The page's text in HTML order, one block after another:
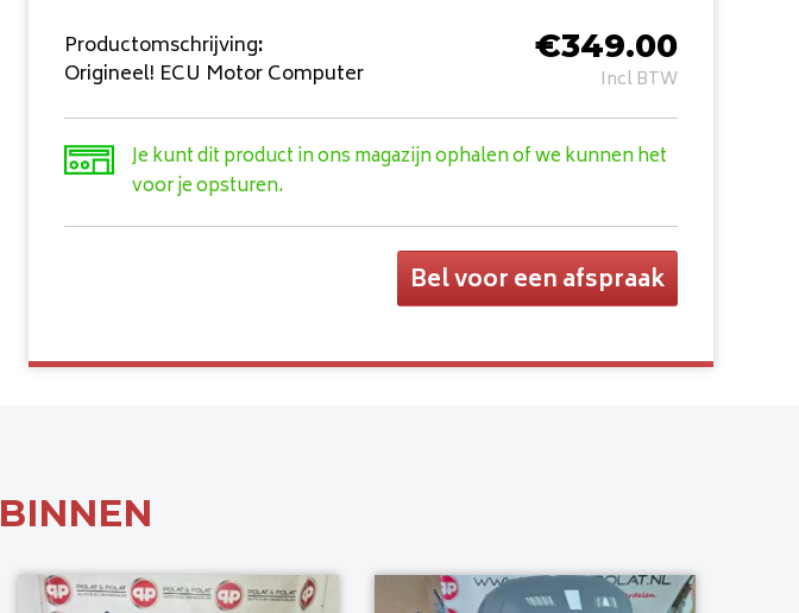
Productomschrijving:
Origineel! ECU Motor Computer
€349.00
Incl BTW
Je kunt dit product in ons magazijn ophalen of we kunnen het
voor je opsturen.
Bel voor een afspraak
BINNEN